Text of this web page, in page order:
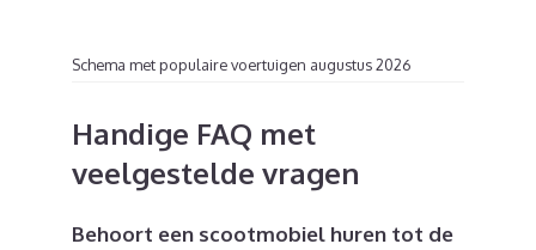
Schema met populaire voertuigen augustus 2026
Handige FAQ met
veelgestelde vragen
Behoort een scootmobiel huren tot de